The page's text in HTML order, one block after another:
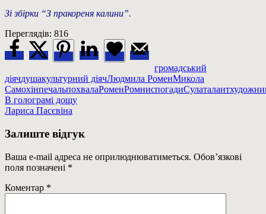
Зі збірки “З пракореня калини”.
Переглядів: 816
громадський
діячдушакультурний діячЛюдмила РоменМикола
СамохінпечальпохвалаРоменРомниспогадиСулаталант
Навігація
записів
Previous
Post:
В голограмі дощу
Next
‎Лариса Пасєвіна
Залиште відгук
Ваша e-mail адреса не оприлюднюватиметься. Обов’язкові
поля позначені *
Коментар *